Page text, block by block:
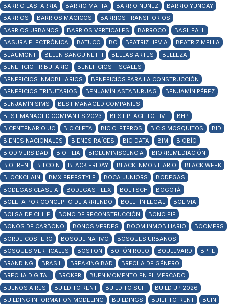
BARRIO LASTARRIA
BARRIO MATTA BARRIO NUÑEZ
BARRIO YUNGAY
BARRIOS
BARRIOS MÁGICOS
BARRIOS TRANSITORIOS
BARRIOS URBANOS
BARRIOS VERTICALES BARROCO
BASILEA III
BASURA ELECTRÓNICA
BATUCO BC BEATRIZ HEVIA
BEATRIZ MELLA
BEAUMONT
BELÉN SANGUINETTI BELLAS ARTES
BELLEZA
BENEFICIO TRIBUTARIO
BENEFICIOS FISCALES
BENEFICIOS INMOBILIARIOS
BENEFICIOS PARA LA CONSTRUCCIÓN
BENEFICIOS TRIBUTARIOS
BENJAMÍN ASTABURUAG
BENJAMÍN PÉREZ
BENJAMÍN SIMS
BEST MANAGED COMPANIES
BEST MANAGED COMPANIES 2023
BEST PLACE TO LIVE
BHP
BICENTENARIO UC
BICICLETA BICICLETEROS BICIS MOSQUITOS
BID
BIENES NACIONALES
BIENES RAÍCES BIG DATA BIM
BIOBÍO
BIODIVERSIDAD
BIOFILIA BIOLUMINISCENCIA
BIORREMEDIACIÓN
BIOTREN
BITCOIN BLACK FRIDAY BLACK INMOBILIARIO
BLACK WEEK
BLOCKCHAIN
BMX FREESTYLE BOCA JUNIORS
BODEGAS
BODEGAS CLASE A
BODEGAS FLEX BOETSCH
BOGOTÁ
BOLETA POR CONCEPTO DE ARRIENDO
BOLETÍN LEGAL
BOLIVIA
BOLSA DE CHILE
BONO DE RECONSTRUCCIÓN
BONO PIE
BONOS DE CARBONO
BONOS VERDES BOOM INMOBILIARIO
BOOMERS
BORDE COSTERO
BOSQUE NATIVO
BOSQUES URBANOS
BOSQUES VERTICALES
BOSTON BOTÓN ROJO BOULEVARD
BPTL
BRANDING
BRASIL BREAKING BAD
BRECHA DE GÉNERO
BRECHA DIGITAL
BROKER
BUEN MOMENTO EN EL MERCADO
BUENOS AIRES
BUILD TO RENT BUILD TO SUIT
BUILD UP 2026
BUILDING INFORMATION MODELING
BUILDINGS BUILT-TO-RENT BUIN